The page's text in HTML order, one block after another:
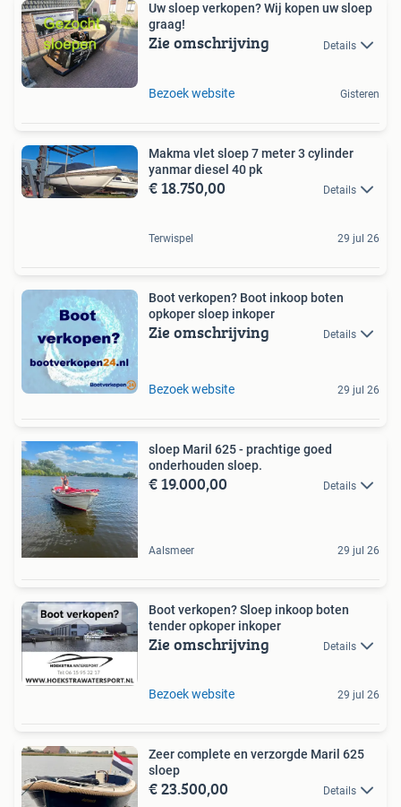
Uw sloep verkopen? Wij kopen uw sloep
graag!
Zie omschrijving Details
Bezoek website Gisteren
Makma vlet sloep 7 meter 3 cylinder
yanmar diesel 40 pk
€ 18.750,00 Details
Terwispel 29 jul 26
Boot verkopen? Boot inkoop boten
opkoper sloep inkoper
Zie omschrijving Details
Bezoek website 29 jul 26
sloep Maril 625 - prachtige goed
onderhouden sloep.
€ 19.000,00 Details
Aalsmeer 29 jul 26
Boot verkopen? Sloep inkoop boten
tender opkoper inkoper
Zie omschrijving Details
Bezoek website 29 jul 26
Zeer complete en verzorgde Maril 625
sloep
€ 23.500,00 Details